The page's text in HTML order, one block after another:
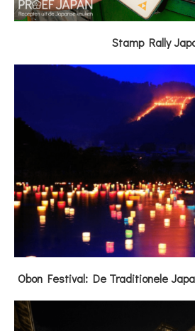
Stamp Rally
Obon Festival: De Traditionele